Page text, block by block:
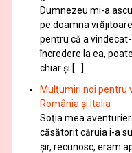
Dumnezeu mi-a
pe doamna
pentru că a
încredere la ea,
chiar şi […]
Mulţumiri noi pentru
România și Italia
Soţia mea
căsătorit căruia i-a
șir, recunosc, eram